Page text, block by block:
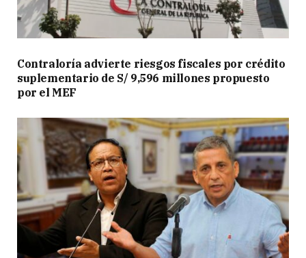
Contraloría advierte riesgos fiscales por crédito
suplementario de S/ 9,596 millones propuesto
por el MEF